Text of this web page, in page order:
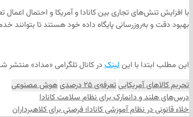
با افزایش تنش‌های تجاری بین کانادا و آمریکا و احتمال
بهبود دقت و به‌روزرسانی پایگاه داده خود هستند تا بتوانند
این مطلب ابتدا با اینلینکدر کانال تلگرامی «مداد» منتشر
تحریم کالاهای آمریکاییتعرفه‌ی ۲۵ درصدی
هوش مصنوعی
درس‌های هلند و دانمارک برای نظام سلامت کانادا
خلاء قانونی در نظام آموزشی کانادا؛ فرصتی برای کلاهبرداران